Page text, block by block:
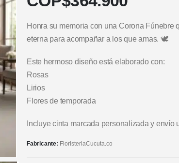
Honra su memoria con una Corona Fúnebre
eterna para acompañar a los que amas. 🕊️
Este hermoso diseño está elaborado con:
Rosas
Lirios
Flores de temporada
Incluye cinta marcada personalizada y envío
Fabricante: FloristeriaCucuta.co